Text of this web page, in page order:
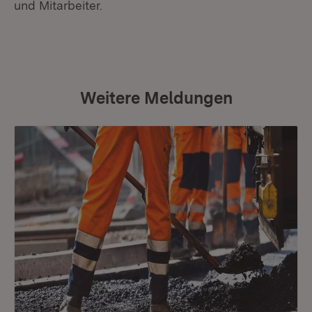
und Mitarbeiter.
Weitere Meldungen